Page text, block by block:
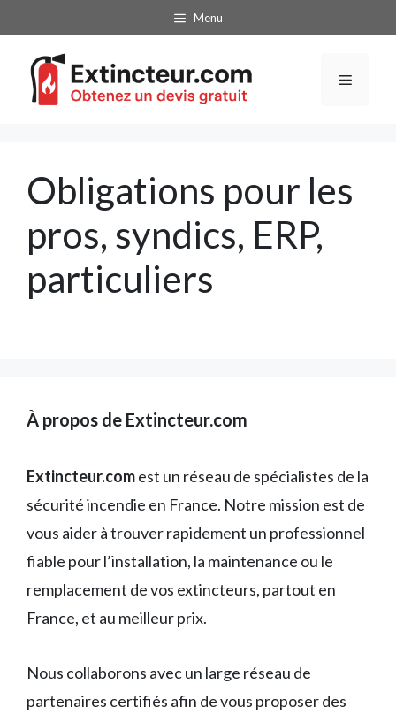
au
contenu
Menu
Menu
Obligations pour les
pros, syndics, ERP,
particuliers
À propos de Extincteur.com
Extincteur.comest un réseau de spécialistes de la
sécurité incendie en France. Notre mission est de
vous aider à trouver rapidement un professionnel
fiable pour l’installation, la maintenance ou le
remplacement de vos extincteurs, partout en
France, et au meilleur prix.
Nous collaborons avec un large réseau de
partenaires certifiés afin de vous proposer des